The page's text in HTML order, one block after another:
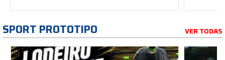
SPORT PROTOTIPO VER TODAS